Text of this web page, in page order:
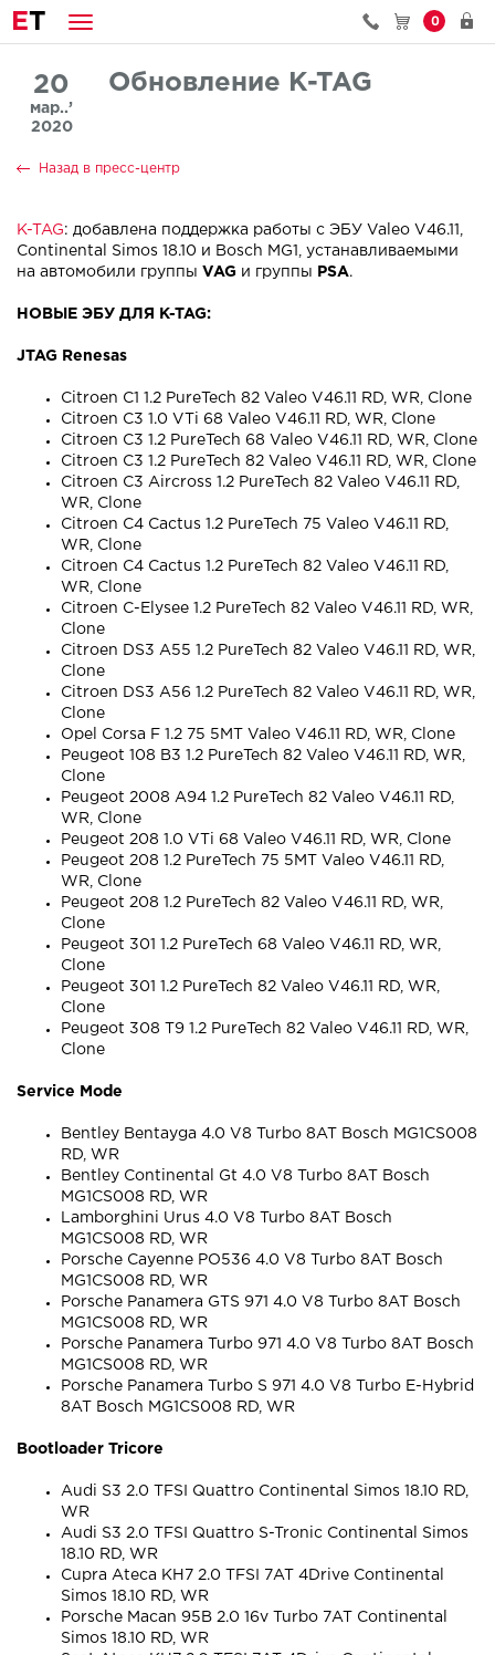
ET 0
20
мар..’
2020
Обновление K-TAG
Назад в пресс-центр
K-TAG: добавлена поддержка работы с ЭБУ Valeo V46.11,
Continental Simos 18.10 и Bosch MG1, устанавливаемыми
на автомобили группы VAG и группы PSA.
НОВЫЕ ЭБУ ДЛЯ K-TAG:
JTAG Renesas
Citroen C1 1.2 PureTech 82 Valeo V46.11 RD, WR, Clone
Citroen C3 1.0 VTi 68 Valeo V46.11 RD, WR, Clone
Citroen C3 1.2 PureTech 68 Valeo V46.11 RD, WR, Clone
Citroen C3 1.2 PureTech 82 Valeo V46.11 RD, WR, Clone
Citroen C3 Aircross 1.2 PureTech 82 Valeo V46.11 RD,
WR, Clone
Citroen C4 Cactus 1.2 PureTech 75 Valeo V46.11 RD,
WR, Clone
Citroen C4 Cactus 1.2 PureTech 82 Valeo V46.11 RD,
WR, Clone
Citroen C-Elysee 1.2 PureTech 82 Valeo V46.11 RD, WR,
Clone
Citroen DS3 A55 1.2 PureTech 82 Valeo V46.11 RD, WR,
Clone
Citroen DS3 A56 1.2 PureTech 82 Valeo V46.11 RD, WR,
Clone
Opel Corsa F 1.2 75 5MT Valeo V46.11 RD, WR, Clone
Peugeot 108 B3 1.2 PureTech 82 Valeo V46.11 RD, WR,
Clone
Peugeot 2008 A94 1.2 PureTech 82 Valeo V46.11 RD,
WR, Clone
Peugeot 208 1.0 VTi 68 Valeo V46.11 RD, WR, Clone
Peugeot 208 1.2 PureTech 75 5MT Valeo V46.11 RD,
WR, Clone
Peugeot 208 1.2 PureTech 82 Valeo V46.11 RD, WR,
Clone
Peugeot 301 1.2 PureTech 68 Valeo V46.11 RD, WR,
Clone
Peugeot 301 1.2 PureTech 82 Valeo V46.11 RD, WR,
Clone
Peugeot 308 T9 1.2 PureTech 82 Valeo V46.11 RD, WR,
Clone
Service Mode
Bentley Bentayga 4.0 V8 Turbo 8AT Bosch MG1CS008
RD, WR
Bentley Continental Gt 4.0 V8 Turbo 8AT Bosch
MG1CS008 RD, WR
Lamborghini Urus 4.0 V8 Turbo 8AT Bosch
MG1CS008 RD, WR
Porsche Cayenne PO536 4.0 V8 Turbo 8AT Bosch
MG1CS008 RD, WR
Porsche Panamera GTS 971 4.0 V8 Turbo 8AT Bosch
MG1CS008 RD, WR
Porsche Panamera Turbo 971 4.0 V8 Turbo 8AT Bosch
MG1CS008 RD, WR
Porsche Panamera Turbo S 971 4.0 V8 Turbo E-Hybrid
8AT Bosch MG1CS008 RD, WR
Bootloader Tricore
Audi S3 2.0 TFSI Quattro Continental Simos 18.10 RD,
WR
Audi S3 2.0 TFSI Quattro S-Tronic Continental Simos
18.10 RD, WR
Cupra Ateca KH7 2.0 TFSI 7AT 4Drive Continental
Simos 18.10 RD, WR
Porsche Macan 95B 2.0 16v Turbo 7AT Continental
Simos 18.10 RD, WR